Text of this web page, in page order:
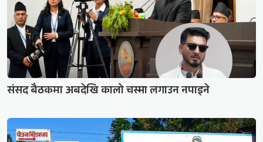
संसद बैठकमा अबदेखि कालो चस्मा लगाउन नपाइने